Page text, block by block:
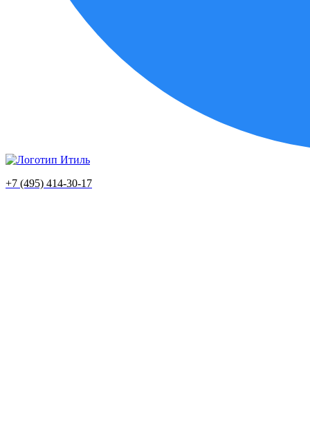
+7 (495) 414-30-17